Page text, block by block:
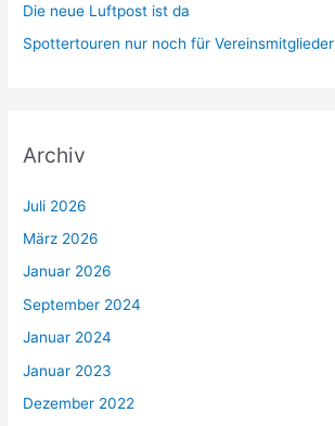
Die neue Luftpost ist da
Spottertouren nur noch für Vereinsmitglieder
Archiv
Juli 2026
März 2026
Januar 2026
September 2024
Januar 2024
Januar 2023
Dezember 2022